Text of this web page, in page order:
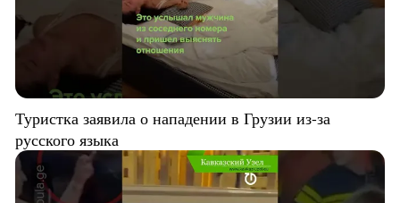
Туристка заявила о нападении в Грузии из-за
русского языка